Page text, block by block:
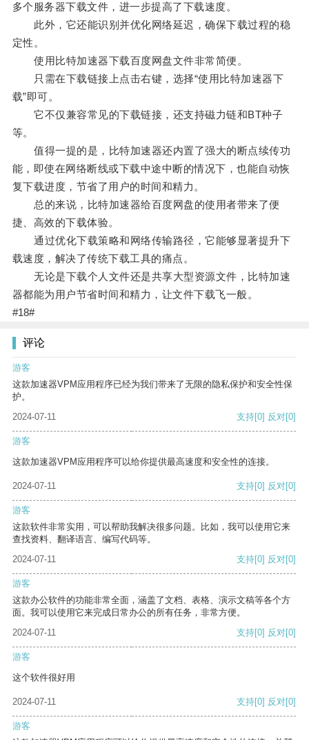
多个服务器下载文件，进一步提高了下载速度。
此外，它还能识别并优化网络延迟，确保下载过程的稳
定性。
使用比特加速器下载百度网盘文件非常简便。
只需在下载链接上点击右键，选择“使用比特加速器下
载”即可。
它不仅兼容常见的下载链接，还支持磁力链和BT种子
等。
值得一提的是，比特加速器还内置了强大的断点续传功
能，即使在网络断线或下载中途中断的情况下，也能自动恢
复下载进度，节省了用户的时间和精力。
总的来说，比特加速器给百度网盘的使用者带来了便
捷、高效的下载体验。
通过优化下载策略和网络传输路径，它能够显著提升下
载速度，解决了传统下载工具的痛点。
无论是下载个人文件还是共享大型资源文件，比特加速
器都能为用户节省时间和精力，让文件下载飞一般。
#18#
评论
游客
这款加速器VPM应用程序已经为我们带来了无限的隐私保护和安全性保
护。
2024-07-11
支持[0] 反对[0]
游客
这款加速器VPM应用程序可以给你提供最高速度和安全性的连接。
2024-07-11 支持[0] 反对[0]
游客
这款软件非常实用，可以帮助我解决很多问题。比如，我可以使用它来
查找资料、翻译语言、编写代码等。
2024-07-11
支持[0] 反对[0]
游客
这款办公软件的功能非常全面，涵盖了文档、表格、演示文稿等各个方
面。我可以使用它来完成日常办公的所有任务，非常方便。
2024-07-11
支持[0] 反对[0]
游客
这个软件很好用
2024-07-11 支持[0] 反对[0]
游客